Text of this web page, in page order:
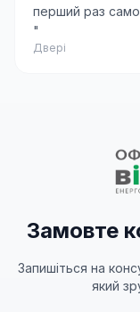
перший раз
"
Двері
Замовте
Запишіться на
який